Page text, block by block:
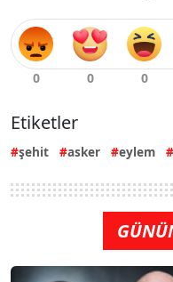
Etiketler
şehit asker eylem